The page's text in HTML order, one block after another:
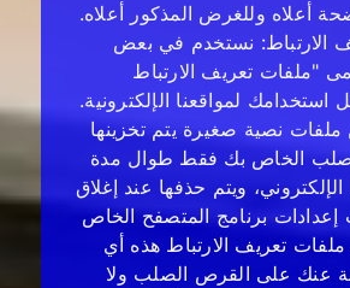
أعلاه وللغرض المذكور أعلاه.
الارتباط: نستخدم في بعض
"ملفات تعريف الارتباط
استخدامك لمواقعنا الإلكترونية.
نصية صغيرة يتم تخزينها
الخاص بك فقط طوال مدة
الإلكتروني، ويتم حذفها عند إغلاق
برنامج المتصفح الخاص
تعريف الارتباط هذه أي
عنك على القرص الصلب ولا